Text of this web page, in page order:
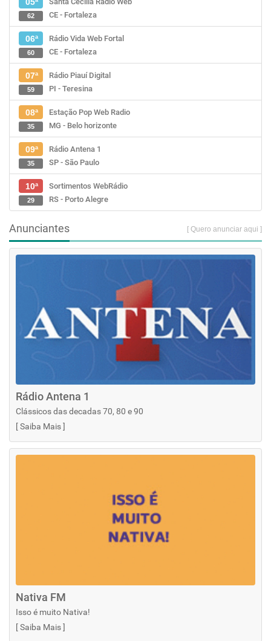
CE - Fortaleza
62
06ª
Rádio Vida Web Fortal
CE - Fortaleza
60
07ª
Rádio Piauí Digital
PI - Teresina
59
08ª
Estação Pop Web Radio
MG - Belo horizonte
35
09ª
Rádio Antena 1
SP - São Paulo
35
10ª
Sortimentos WebRádio
RS - Porto Alegre
29
Anunciantes [ Quero anunciar aqui ]
Rádio Antena 1
Clássicos das decadas 70, 80 e 90
[Saiba Mais]
Nativa FM
Isso é muito Nativa!
[Saiba Mais]